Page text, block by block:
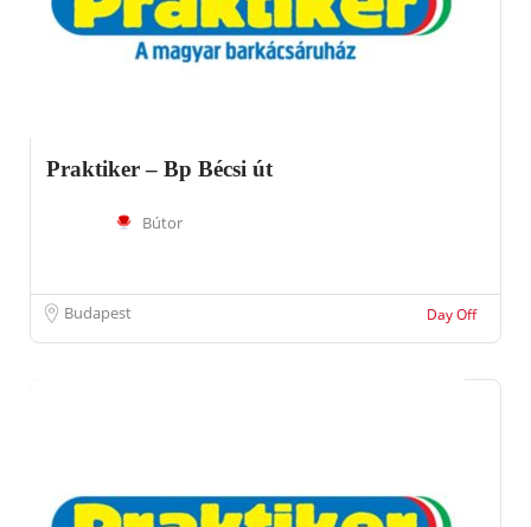
Praktiker – Bp Bécsi út
Bútor
Budapest Day Off